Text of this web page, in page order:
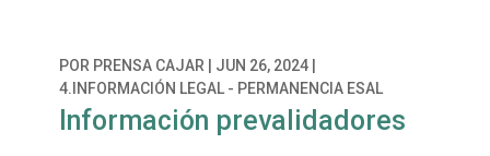
POR PRENSA CAJAR JUN 26, 2024|
4.INFORMACIÓN LEGAL - PERMANENCIA ESAL
Información prevalidadores